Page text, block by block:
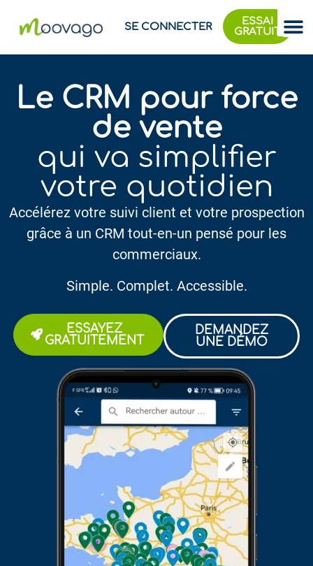
SE CONNECTER
ESSAI
GRATUIT
Le CRM pour force
de vente​
qui va simplifier
votre quotidien
Accélérez votre suivi client et votre prospection
grâce à un CRM tout-en-un pensé pour les
commerciaux.
Simple. Complet. Accessible.
ESSAYEZ
GRATUITEMENT
DEMANDEZ
UNE DÉMO